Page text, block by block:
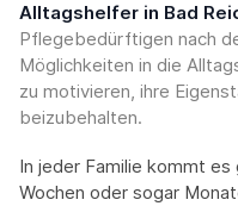
Alltagshelfer in Bad
Pflegebedürftigen nach
Möglichkeiten in die
zu motivieren, ihre
beizubehalten.
In jeder Familie kommt
Wochen oder sogar